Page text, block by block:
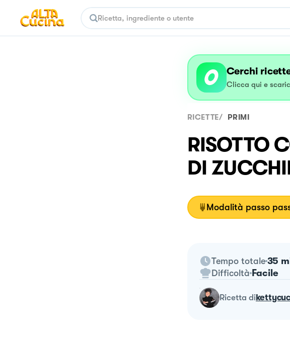
Cerchi
Clicca qui e
RICETTE/ PRIMI
RISOTTO
DI
Modalità passo
Tempo totale 35
Difficoltà Facile
ricetta di